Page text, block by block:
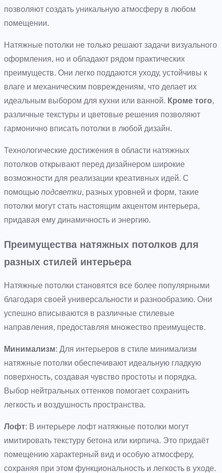
позволяют создать уникальную атмосферу в любом
помещении.
Натяжные потолки не только решают задачи визуального
оформления, но и обладают рядом практических
преимуществ. Они легко поддаются уходу, устойчивы к
влаге и механическим повреждениям, что делает их
идеальным выбором для кухни или ванной. Кроме того,
различные текстуры и цветовые решения позволяют
гармонично вписать потолки в любой дизайн.
Технологические достижения в области натяжных
потолков открывают перед дизайнером широкие
возможности для реализации креативных идей. С
помощью подсветки, разных уровней и форм, такие
потолки могут стать настоящим акцентом интерьера,
придавая ему динамичность и энергию.
Преимущества натяжных потолков для
разных стилей интерьера
Натяжные потолки становятся все более популярными
благодаря своей универсальности и разнообразию. Они
успешно вписываются в различные стилевые
направления, предоставляя множество преимуществ.
Минимализм: Для интерьеров в стиле минимализм
натяжные потолки обеспечивают идеальную гладкую
поверхность, создавая чувство простоты и порядка.
Выбор нейтральных оттенков помогает сохранить
легкость и воздушность пространства.
Лофт: В интерьере лофт натяжные потолки могут
имитировать текстуру бетона или кирпича. Это придаёт
помещению характерный вид и особую атмосферу,
сохраняя при этом функциональность и легкость в уходе.